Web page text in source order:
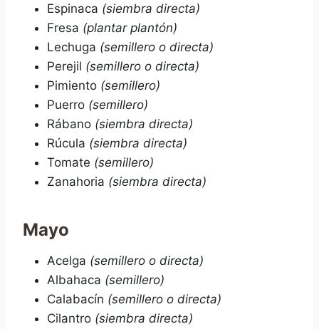
Espinaca (siembra directa)
Fresa (plantar plantón)
Lechuga (semillero o directa)
Perejil (semillero o directa)
Pimiento (semillero)
Puerro (semillero)
Rábano (siembra directa)
Rúcula (siembra directa)
Tomate (semillero)
Zanahoria (siembra directa)
Mayo
Acelga (semillero o directa)
Albahaca (semillero)
Calabacín (semillero o directa)
Cilantro (siembra directa)